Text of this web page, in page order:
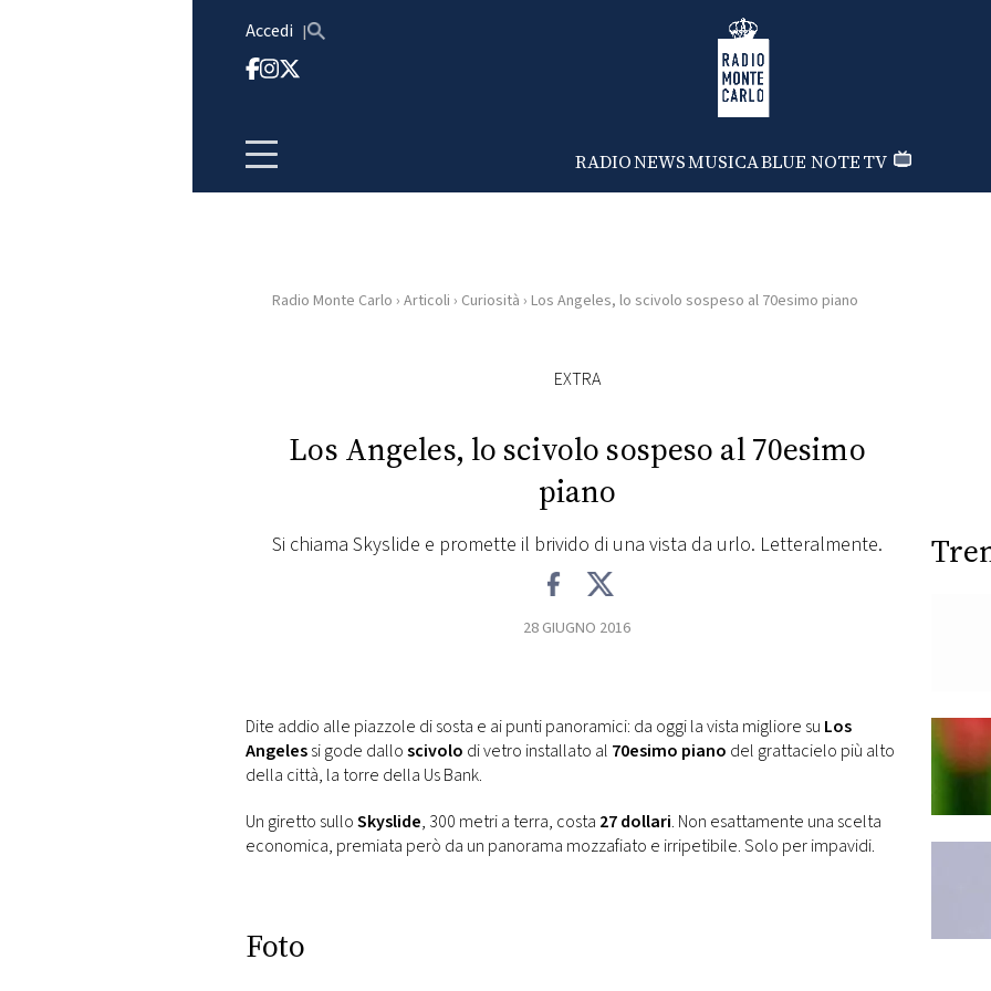
Accedi Radio Monte Carlo
RADIONEWSMUSICABLUE NOTETV
HOME
RADIO
CONCORSI
EVENTI
VIDEO
Radio Monte Carlo › Articoli › Curiosità › Los Angeles, lo scivolo sospeso al 70esimo piano
EXTRA
Los Angeles, lo scivolo sospeso al 70esimo
piano
Si chiama Skyslide e promette il brivido di una vista da urlo. Letteralmente.
28 GIUGNO 2016
Dite addio alle piazzole di sosta e ai punti panoramici: da oggi la vista migliore su Los
Angelessi gode dalloscivolo di vetro installato al 70esimo piano del grattacielo più alto
della città, la torre della Us Bank.
Un giretto sulloSkyslide, 300 metri a terra, costa 27 dollari. Non esattamente una scelta
economica, premiata però da un panorama mozzafiato e irripetibile. Solo per impavidi.
Foto